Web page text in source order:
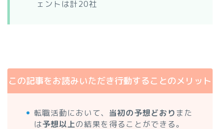
ェントは計20社
この記事をお読みいただき行動することのメリット
転職活動において、 当初の予想どおり また
は予想以上の結果を得ることができる。